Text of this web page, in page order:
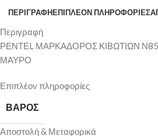
ΠΕΡΙΓΡΑΦΉΕΠΙΠΛΈΟΝ ΠΛΗΡΟΦΟΡΊΕΣ
Περιγραφή
ΡΕΝΤΕL ΜΑΡΚΑΔΟΡΟΣ ΚΙΒΩΤΙΩΝ
ΜΑΥΡΟ
Επιπλέον πληροφορίες
ΒΆΡΟΣ
Αποστολή & Μεταφορικά